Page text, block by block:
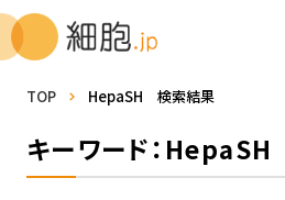
TOP HepaSH 検索結果
キーワード：HepaSH